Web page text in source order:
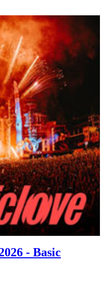
- Basic